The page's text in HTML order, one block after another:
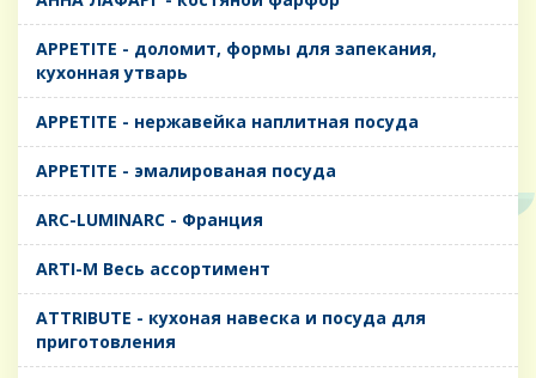
APPETITE - доломит, формы для запекания,
кухонная утварь
APPETITE - нержавейка наплитная посуда
APPETITE - эмалированая посуда
ARC-LUMINARC - Франция
ARTI-M Весь ассортимент
ATTRIBUTE - кухоная навеска и посуда для
приготовления